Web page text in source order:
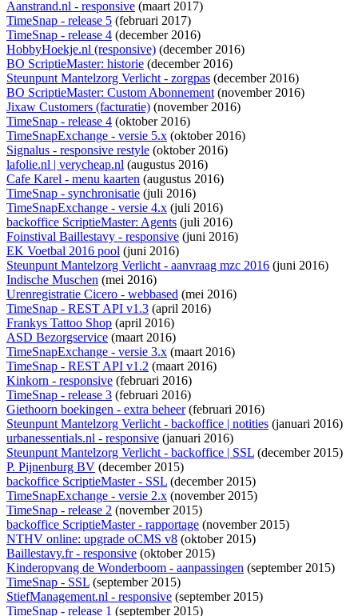
Aanstrand.nl - responsive (maart 2017)
TimeSnap - release 5 (februari 2017)
TimeSnap - release 4 (december 2016)
HobbyHoekje.nl (responsive) (december 2016)
BO ScriptieMaster: historie (december 2016)
Steunpunt Mantelzorg Verlicht - zorgpas (december 2016)
BO ScriptieMaster: Custom Abonnement(november 2016)
Jixaw Customers (facturatie) (november 2016)
TimeSnap - release 4 (oktober 2016)
TimeSnapExchange - versie 5.x (oktober 2016)
Signalus - responsive restyle (oktober 2016)
lafolie.nl | verycheap.nl (augustus 2016)
Cafe Karel - menu kaarten (augustus 2016)
TimeSnap - synchronisatie (juli 2016)
TimeSnapExchange - versie 4.x (juli 2016)
backoffice ScriptieMaster: Agents (juli 2016)
Foinstival Baillestavy - responsive (juni 2016)
EK Voetbal 2016 pool (juni 2016)
Steunpunt Mantelzorg Verlicht - aanvraag mzc 2016 (juni 2016)
Indische Muschen (mei 2016)
Urenregistratie Cicero - webbased (mei 2016)
TimeSnap - REST API v1.3 (april 2016)
Frankys Tattoo Shop (april 2016)
ASD Bezorgservice (maart 2016)
TimeSnapExchange - versie 3.x (maart 2016)
TimeSnap - REST API v1.2 (maart 2016)
Kinkorn - responsive (februari 2016)
TimeSnap - release 3 (februari 2016)
Giethoorn boekingen - extra beheer(februari 2016)
Steunpunt Mantelzorg Verlicht - backoffice | notities (januari 2016)
urbanessentials.nl - responsive (januari 2016)
Steunpunt Mantelzorg Verlicht - backoffice | SSL (december 2015)
P. Pijnenburg BV (december 2015)
backoffice ScriptieMaster - SSL (december 2015)
TimeSnapExchange - versie 2.x (november 2015)
TimeSnap - release 2 (november 2015)
backoffice ScriptieMaster - rapportage (november 2015)
NTHV online: upgrade oCMS v8 (oktober 2015)
Baillestavy.fr - responsive (oktober 2015)
Kinderopvang de Wonderboom - aanpassingen (september 2015)
TimeSnap - SSL (september 2015)
StiefManagement.nl - responsive (september 2015)
TimeSnap - release 1 (september 2015)